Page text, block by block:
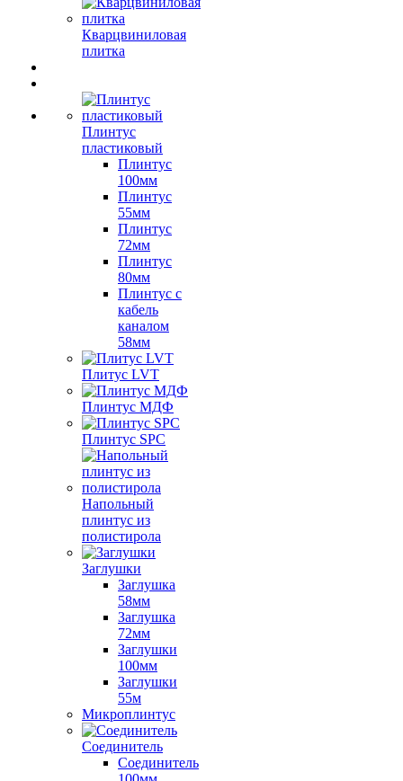
Кварцвиниловая
плитка
Плинтус
пластиковый
Плинтус
100мм
Плинтус
55мм
Плинтус
72мм
Плинтус
80мм
Плинтус с
кабель
каналом
58мм
Плитус LVT
Плинтус МДФ
Плинтус SPC
Напольный
плинтус из
полистирола
Заглушки
Заглушка
58мм
Заглушка
72мм
Заглушки
100мм
Заглушки
55м
Микроплинтус
Соединитель
Соединитель